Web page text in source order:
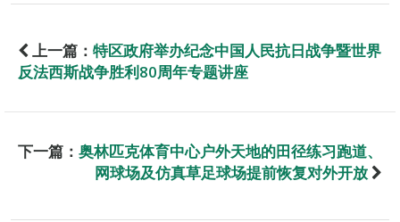
上一篇： 特区政府举办纪念中国人民抗日战争暨世界
反法西斯战争胜利80周年专题讲座
下一篇： 奥林匹克体育中心户外天地的田径练习跑道、
网球场及仿真草足球场提前恢复对外开放